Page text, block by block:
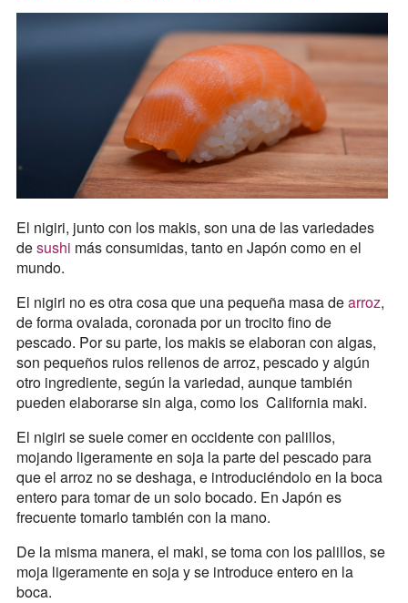
El nigiri, junto con los makis, son una de las variedades
desushi más consumidas, tanto en Japón como en el
mundo.
El nigiri no es otra cosa que una pequeña masa dearroz,
de forma ovalada, coronada por un trocito fino de
pescado. Por su parte, los makis se elaboran con algas,
son pequeños rulos rellenos de arroz, pescado y algún
otro ingrediente, según la variedad, aunque también
pueden elaborarse sin alga, como los California maki.
El nigiri se suele comer en occidente con palillos,
mojando ligeramente en soja la parte del pescado para
que el arroz no se deshaga, e introduciéndolo en la boca
entero para tomar de un solo bocado. En Japón es
frecuente tomarlo también con la mano.
De la misma manera, el maki, se toma con los palillos, se
moja ligeramente en soja y se introduce entero en la
boca.